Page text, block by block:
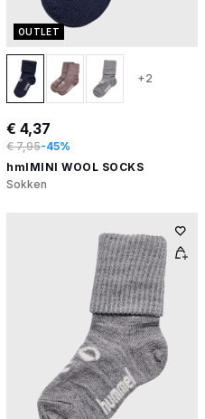
OUTLET
+2
€ 4,37
€ 7,95-45%
hmlMINI WOOL SOCKS
Sokken